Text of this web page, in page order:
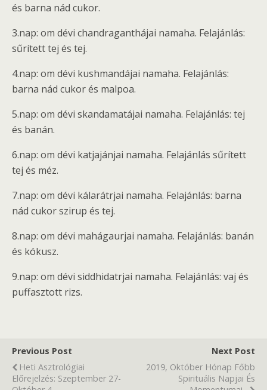
és barna nád cukor.
3.nap: om dévi chandraganthájai namaha. Felajánlás:
sűrített tej és tej.
4.nap: om dévi kushmandájai namaha. Felajánlás:
barna nád cukor és malpoa.
5.nap: om dévi skandamatájai namaha. Felajánlás: tej
és banán.
6.nap: om dévi katjajánjai namaha. Felajánlás sűrített
tej és méz.
7.nap: om dévi kálarátrjai namaha. Felajánlás: barna
nád cukor szirup és tej.
8.nap: om dévi mahágaurjai namaha. Felajánlás: banán
és kókusz.
9.nap: om dévi siddhidatrjai namaha. Felajánlás: vaj és
puffasztott rizs.
Previous Post
Heti Asztrológiai
Előrejelzés: Szeptember 27-
Next Post
2019, Október Hónap Főbb
Spirituális Napjai És